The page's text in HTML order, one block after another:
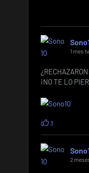
1 mes
¡NO TE LO
3
2